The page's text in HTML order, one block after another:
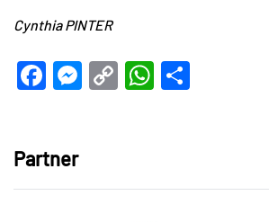
Cynthia PINTER
Facebook
Messenger
CopyWhatsApp
Partner